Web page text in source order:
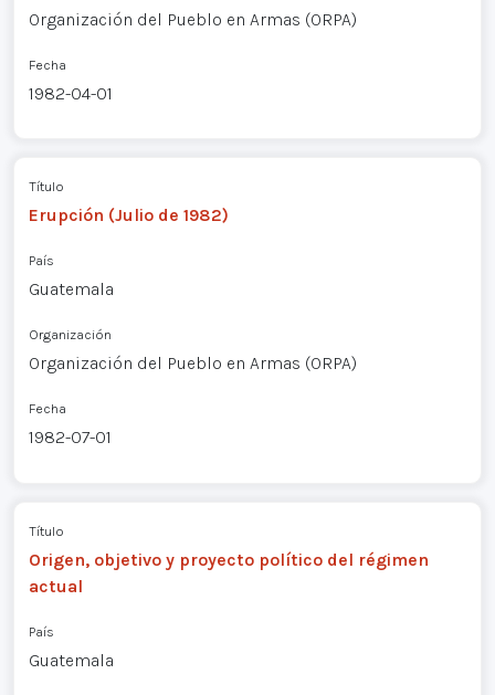
Organización del Pueblo en Armas (ORPA)
Fecha
1982-04-01
Título
Erupción (Julio de 1982)
País
Guatemala
Organización
Organización del Pueblo en Armas (ORPA)
Fecha
1982-07-01
Título
Origen, objetivo y proyecto político del régimen
actual
País
Guatemala